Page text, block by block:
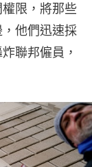
限，將那些
他們迅速採
聯邦僱員，